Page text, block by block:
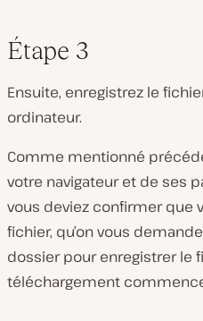
Étape 3
Ensuite, enregistrez le
ordinateur.
Comme mentionné
votre navigateur et de ses
vous deviez confirmer que
fichier, qu’on vous
dossier pour enregistrer le
téléchargement